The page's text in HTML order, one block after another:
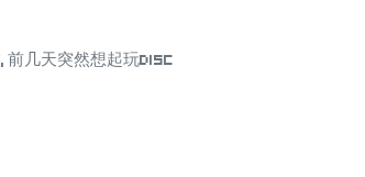
前几天突然想起玩Disc